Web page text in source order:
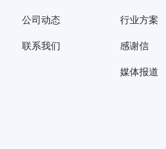
公司动态
联系我们
行业方案
感谢信
媒体报道